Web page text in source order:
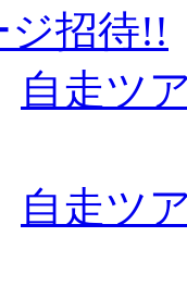
招待!!
自走ツ
自走ツ